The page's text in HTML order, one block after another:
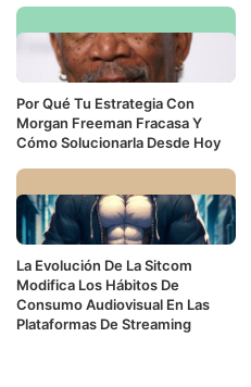
Por Qué Tu Estrategia Con
Morgan Freeman Fracasa Y
Cómo Solucionarla Desde Hoy
La Evolución De La Sitcom
Modifica Los Hábitos De
Consumo Audiovisual En Las
Plataformas De Streaming